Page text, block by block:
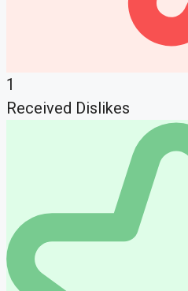
1
Received Dislikes